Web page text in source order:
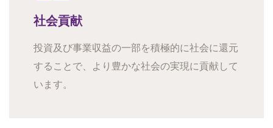
社会貢献
投資及び事業収益の一部を積極的に社会に還元
することで、より豊かな社会の実現に貢献して
います。